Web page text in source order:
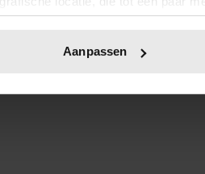
te scannen op specifieke
in de Cookieverklaring.
te personaliseren, om
informatie over uw gebruik van
Aanpassen